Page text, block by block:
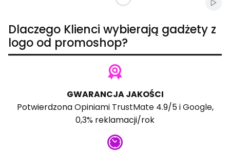
Dlaczego Klienci wybierają gadżety z
logo od promoshop?
GWARANCJA JAKOŚCI
PotwierdzonaOpiniami TrustMate4.9/5 iGoogle,
0,3% reklamacji/rok